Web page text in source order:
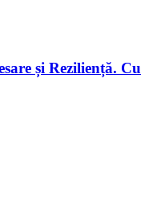
și Reziliență.